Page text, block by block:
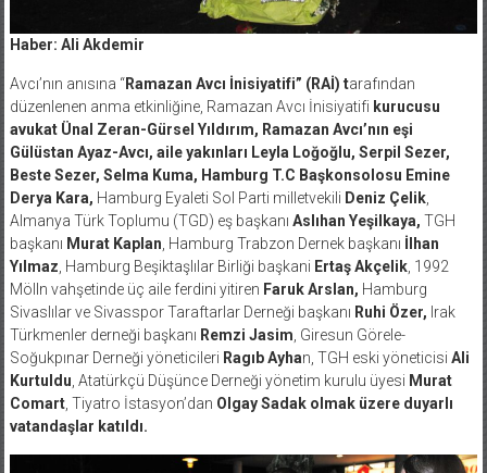
Haber: Ali Akdemir
Avcı’nın anısına “Ramazan Avcı İnisiyatifi” (RAİ) tarafından
düzenlenen anma etkinliğine, Ramazan Avcı İnisiyatifi kurucusu
avukat Ünal Zeran-Gürsel Yıldırım, Ramazan Avcı’nın eşi
Gülüstan Ayaz-Avcı, aile yakınları Leyla Loğoğlu, Serpil Sezer,
Beste Sezer, Selma Kuma, Hamburg T.C Başkonsolosu Emine
Derya Kara, Hamburg Eyaleti Sol Parti milletvekili Deniz Çelik,
Almanya Türk Toplumu (TGD) eş başkanı Aslıhan Yeşilkaya, TGH
başkanı Murat Kaplan , Hamburg Trabzon Dernek başkanı İlhan
Yılmaz , Hamburg Beşiktaşlılar Birliği başkani Ertaş Akçelik, 1992
Mölln vahşetinde üç aile ferdini yitiren Faruk Arslan, Hamburg
Sivaslılar ve Sivasspor Taraftarlar Derneği başkanı Ruhi Özer, Irak
Türkmenler derneği başkanı Remzi Jasim , Giresun Görele-
Soğukpınar Derneği yöneticileri Ragıb Ayhan, TGH eski yöneticisi Ali
Kurtuldu , Atatürkçü Düşünce Derneği yönetim kurulu üyesi Murat
Comart, Tiyatro İstasyon’dan Olgay Sadak olmak üzere duyarlı
vatandaşlar katıldı.